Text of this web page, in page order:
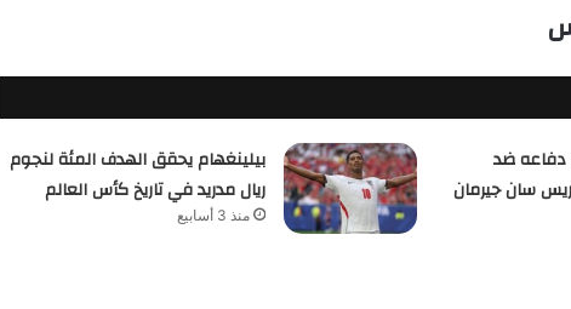
دفاعه ضد
سان جيرمان
بيلينغهام يحقق الهدف المئة لنجوم
ريال مدريد في تاريخ كأس العالم
منذ 3 أسابيع